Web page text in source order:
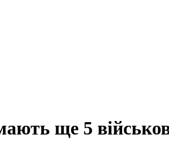
ще 5